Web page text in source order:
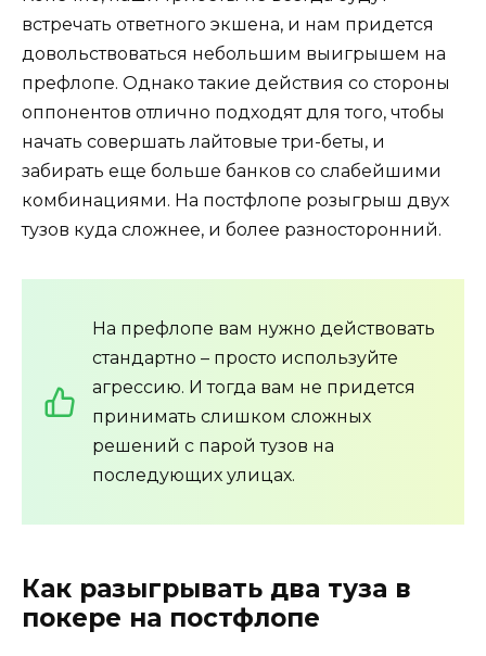
встречать ответного экшена, и нам придется
довольствоваться небольшим выигрышем на
префлопе. Однако такие действия со стороны
оппонентов отлично подходят для того, чтобы
начать совершать лайтовые три-беты, и
забирать еще больше банков со слабейшими
комбинациями. На постфлопе розыгрыш двух
тузов куда сложнее, и более разносторонний.
На префлопе вам нужно действовать
стандартно – просто используйте
агрессию. И тогда вам не придется
принимать слишком сложных
решений с парой тузов на
последующих улицах.
Как разыгрывать два туза в
покере на постфлопе